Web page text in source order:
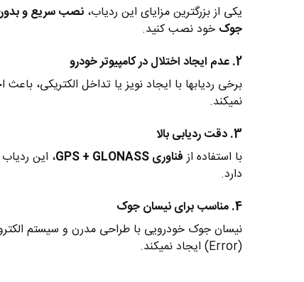
یکی از بزرگترین مزایای این ردیاب، نصب سریع و بدون
جوک خود نصب کنید.
2. عدم ایجاد اختلال در کامپیوتر خودرو
برخی ردیابها با ایجاد نویز یا تداخل الکتریکی،
نمیکند.
3. دقت ردیابی بالا
با استفاده ازفناوری GPS + GLONASS ، این
دارد.
4. مناسب برای نیسان جوک
نیسان جوک خودرویی با طراحی مدرن و سیستم
(Error) ایجاد نمیکند.